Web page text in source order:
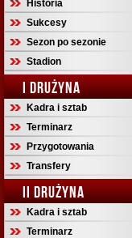
Historia
Sukcesy
Sezon po sezonie
Stadion
I DRUŻYNA
Kadra i sztab
Terminarz
Przygotowania
Transfery
II DRUŻYNA
Kadra i sztab
Terminarz